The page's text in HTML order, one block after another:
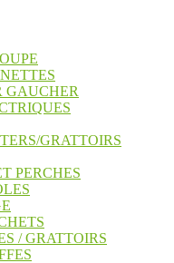
GAUCHER
GRATTOIRS
PERCHES
/ GRATTOIRS